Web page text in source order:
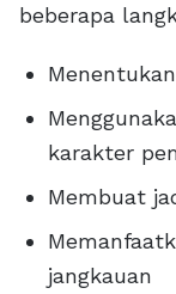
beberapa
karakter
Membuat
jangkauan